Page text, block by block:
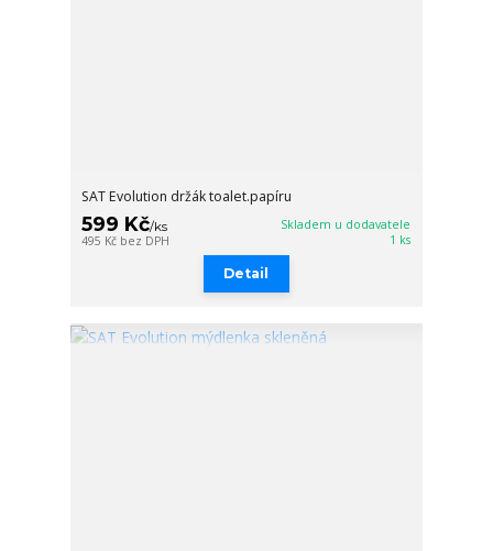
SAT Evolution držák toalet.papíru
599 Kč/ks
495 Kč bez DPH
Skladem u dodavatele
1 ks
Detail